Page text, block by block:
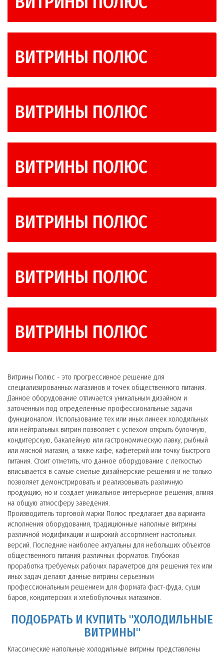
ВИТРИНЫ ПОЛЮС
ВИТРИНЫ ПОЛЮС
ВИТРИНЫ ПОЛЮС
ВИТРИНЫ ПОЛЮС
ВИТРИНЫ ПОЛЮС
ВИТРИНЫ ПОЛЮС
Витрины Полюс - это прогрессивное решение для
специализированных магазинов и точек общественного питания.
Данное оборудование отличается уникальным дизайном и
заточенным под определенные профессиональные задачи
функционалом. Использование тех или иных линеек холодильных
или нейтральных витрин позволяет с успехом открыть булочную,
кондитерскую, бакалейную или гастрономическую лавку, рыбный
или мясной магазин, а также кафе, кафетерий или точку быстрого
питания. Стоит отметить, что данное оборудование с легкостью
вписывается в самые смелые дизайнерские решения и не только
позволяет демонстрировать и реализовывать различную
продукцию, но и создает уникальное интерьерное решения, влияя
на общую атмосферу заведения.
Производитель торговой марки Полюс предлагает два варианта
исполнения оборудования, традиционные наполные витрины
различной модификации и широкий ассортимент настольных
версий. Последние наиболее актуальны для небольших объектов
общественного питания различных форматов. Глубокая
проработка требуемых рабочих параметров для решения тех или
иных задач делают данные витрины серьезным
профессиональным решением для формата фаст-фуда, суши
баров, кондитерских и хлебобулочных магазинов.
ПОДОБРАТЬ И КУПИТЬ "ХОЛОДИЛЬНЫЕ
ВИТРИНЫ"
Классические напольные холодильные витрины представлены